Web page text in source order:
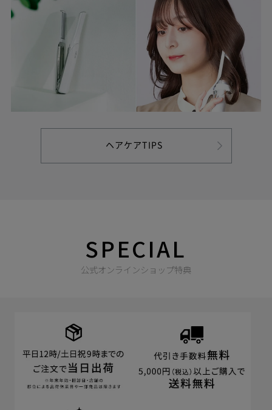
ヘアケアTIPS
SPECIAL
公式オンラインショップ特典